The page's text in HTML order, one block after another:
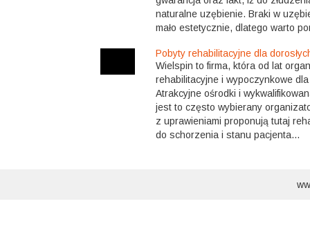
naturalne uzębienie. Braki w
mało estetycznie, dlatego warto
Pobyty rehabilitacyjne dla
Wielspin to firma, która od lat
rehabilitacyjne i wypoczynkowe dla
Atrakcyjne ośrodki i
jest to często wybierany
z uprawieniami proponują tutaj
do schorzenia i stanu pacjenta...